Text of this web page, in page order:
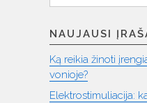
NAUJAUSI
Ką reikia žinoti
vonioje?
Elektrostimuliacija: